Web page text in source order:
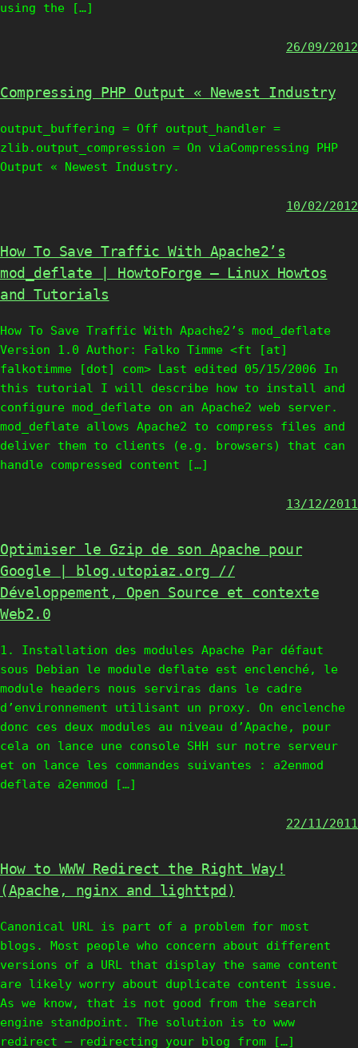
using the […]
26/09/2012
Compressing PHP Output « Newest Industry
output_buffering = Off output_handler =
zlib.output_compression = On viaCompressing PHP
Output « Newest Industry.
10/02/2012
How To Save Traffic With Apache2’s
mod_deflate | HowtoForge – Linux Howtos
and Tutorials
How To Save Traffic With Apache2’s mod_deflate
Version 1.0 Author: Falko Timme <ft [at]
falkotimme [dot] com> Last edited 05/15/2006 In
this tutorial I will describe how to install and
configure mod_deflate on an Apache2 web server.
mod_deflate allows Apache2 to compress files and
deliver them to clients (e.g. browsers) that can
handle compressed content […]
13/12/2011
Optimiser le Gzip de son Apache pour
Google | blog.utopiaz.org //
Développement, Open Source et contexte
Web2.0
1. Installation des modules Apache Par défaut
sous Debian le module deflate est enclenché, le
module headers nous serviras dans le cadre
d’environnement utilisant un proxy. On enclenche
donc ces deux modules au niveau d’Apache, pour
cela on lance une console SHH sur notre serveur
et on lance les commandes suivantes : a2enmod
deflate a2enmod […]
22/11/2011
How to WWW Redirect the Right Way!
(Apache, nginx and lighttpd)
Canonical URL is part of a problem for most
blogs. Most people who concern about different
versions of a URL that display the same content
are likely worry about duplicate content issue.
As we know, that is not good from the search
engine standpoint. The solution is to www
redirect — redirecting your blog from […]